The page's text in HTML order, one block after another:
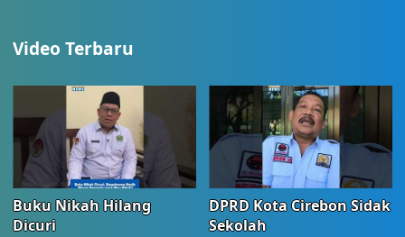
Video Terbaru
Buku Nikah Hilang
Dicuri
DPRD Kota Cirebon Sidak
Sekolah